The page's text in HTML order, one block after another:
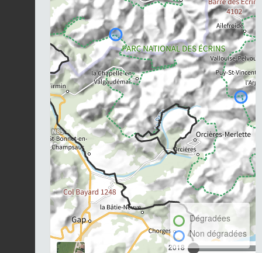
2018
Dégradées
Non dégradées